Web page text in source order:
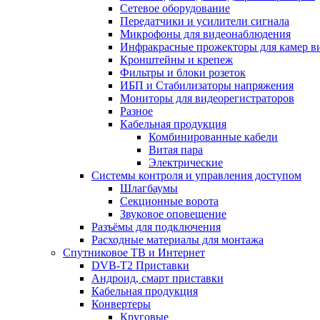
Сетевое оборудование
Передатчики и усилители сигнала
Микрофоны для видеонаблюдения
Инфракрасные прожекторы для камер
Кронштейны и крепеж
Фильтры и блоки розеток
ИБП и Стабилизаторы напряжения
Мониторы для видеорегистраторов
Разное
Кабельная продукция
Комбинированные кабели
Витая пара
Электрические
Системы контроля и управления доступом
Шлагбаумы
Секционные ворота
Звуковое оповещение
Разъёмы для подключения
Расходные материалы для монтажа
Спутниковое ТВ и Интернет
DVB-Т2 Приставки
Андроид, смарт приставки
Кабельная продукция
Конвертеры
Круговые